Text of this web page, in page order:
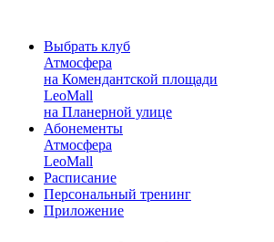
Выбрать клуб
Атмосфера
на Комендантской площади
LeoMall
на Планерной улице
Абонементы
Атмосфера
LeoMall
Расписание
Персональный тренинг
Приложение